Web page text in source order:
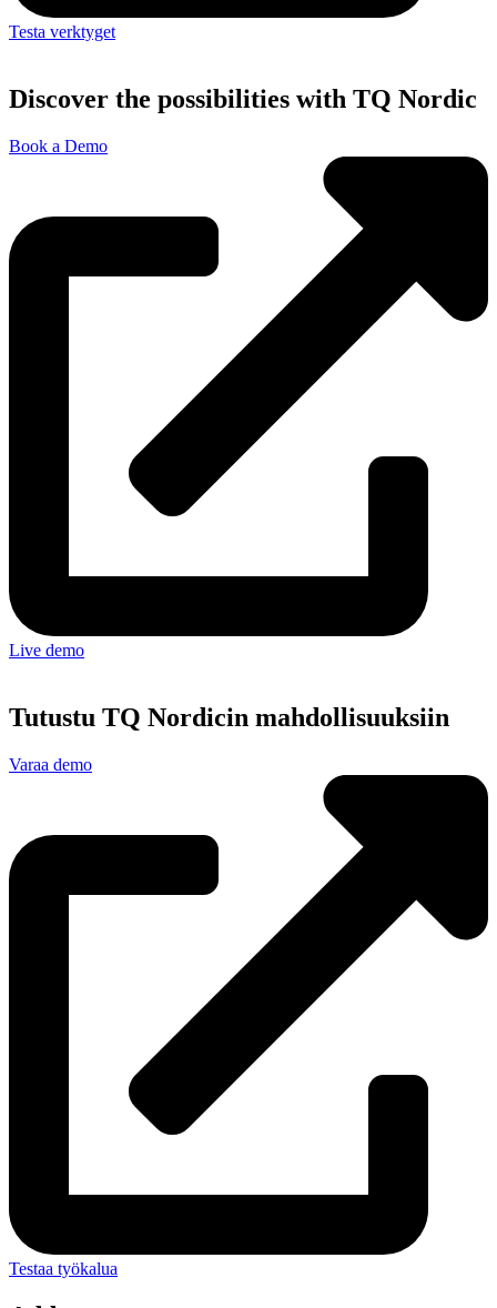
Testa verktyget
Discover the possibilities with TQ Nordic
Book a Demo
Live demo
Tutustu TQ Nordicin mahdollisuuksiin
Varaa demo
Testaa työkalua